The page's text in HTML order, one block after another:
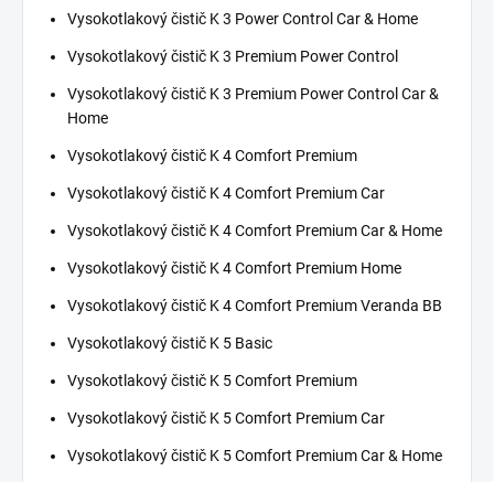
Vysokotlakový čistič K 3 Power Control Car & Home
Vysokotlakový čistič K 3 Premium Power Control
Vysokotlakový čistič K 3 Premium Power Control Car &
Home
Vysokotlakový čistič K 4 Comfort Premium
Vysokotlakový čistič K 4 Comfort Premium Car
Vysokotlakový čistič K 4 Comfort Premium Car & Home
Vysokotlakový čistič K 4 Comfort Premium Home
Vysokotlakový čistič K 4 Comfort Premium Veranda BB
Vysokotlakový čistič K 5 Basic
Vysokotlakový čistič K 5 Comfort Premium
Vysokotlakový čistič K 5 Comfort Premium Car
Vysokotlakový čistič K 5 Comfort Premium Car & Home